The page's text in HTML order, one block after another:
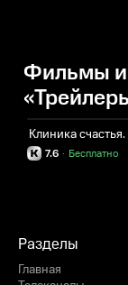
Фильмы и
Клиника
7.6 Бесплатно
·
Разделы
Главная